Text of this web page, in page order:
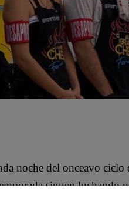
noche del onceavo ciclo
siguen luchando